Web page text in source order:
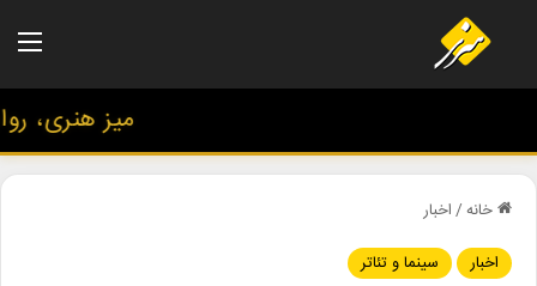
میز هنری،
خانه/اخبار
اخبار
سینما و تئاتر